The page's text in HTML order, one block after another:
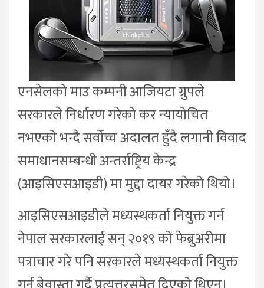
एनसेलको माउ कम्पनी आजियटा ग्रुपले
सरकारले निर्धारण गरेको कर न्यायोचित
नभएको भन्दै सर्वोच्च अदालत हुँदै लगानी विवाद
समाधानसम्बन्धी अन्तर्राष्ट्रिय केन्द्र
(आइसिएसआइडी) मा मुद्दा दायर गरेको थियो।
आइसिएसआइडीले मध्यस्थकर्ता नियुक्त गर्न
नेपाल सरकारलाई सन् २०१९ को फेब्रुअरीमा
पत्राचार गरे पनि सरकारले मध्यस्थकर्ता नियुक्त